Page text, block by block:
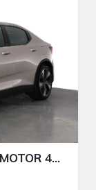
Polestar 2 LONG RANGE DUAL MOTOR 408HK PRIVAT/FÖRETAGSLEASING